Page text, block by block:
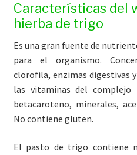
Características del
hierba de trigo
Es una gran fuente de
para el organismo.
clorofila, enzimas digestivas
las vitaminas del
betacaroteno, minerales,
No contiene gluten.
El pasto de trigo contiene